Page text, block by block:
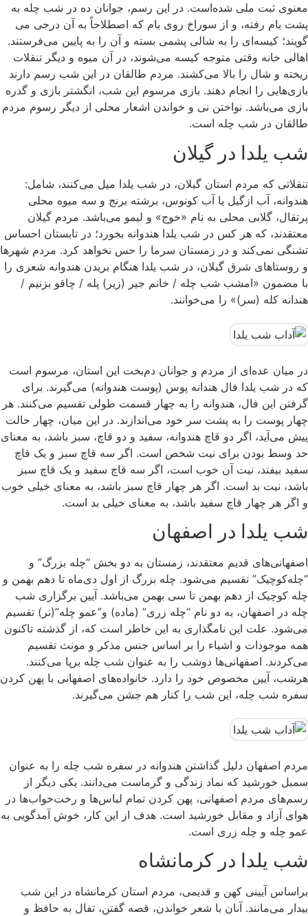
معنوی ثبت ملی شده‌است. در این رسم، جوانان ده در شب چله به
پشت بام رفته، و از سوراخ روی بام که اصطلاحاً به آن درجی می
گویند؛ کیسه‌ای را به شالی پشمی بسته و آن را به پایین می‌فرستند.
اهالی خانه وقتی متوجه کیسه می‌شوند، در آن میوه و دیگر تنقلات
ریخته و شال را بالا می‌کشند. مردم طالقان در این شب رسم دارند
بازی‌هایی را انجام دهند. بازی مرسوم این شب، انگشتر بازی و گدره
بازی می‌باشد. نواختن نی و خواندن اشعار محلی از دیگر رسوم مردم
طالقان در شب چله است.
شب یلدا در گیلان
تنقلاتی که مردم استان گیلان، در شب یلدا میل می‌کنند، شامل:
هندوانه، آب ازگیل یا آب کونوس، برشته برنج و سه میوه محلی
پرتقال، گلابی محلی به نام «خوج» و لیمو می‌باشد. مردم گیلان
معتقدند، که هر کس در شب یلدا هندوانه بخورد؛ در تابستان احساس
تشنگی نمی‌کند و در زمستان سرما را حس نخواهد کرد. مردم شهرها
و روستاهای شرق گیلان، در شب یلدا هنگام بریدن هندوانه شعری را
با مضمون «امشب شب چله / خانم جیر (زیر) پله / چاقو بزنیم /
هندانه کله (سر)» را می‌خوانند.
در میان عده‌ای از مردم و جوانان دم‌بخت این استان، مرسوم است
که در شب یلدا فال هندانه پوس (پوست هندوانه) می‌گیرند. برای
گرفتن این فال، هندوانه را به چهار قسمت طولی تقسیم می‌کنند. هر
چهار پوست را به پشت سر خود می‌اندازند. در این میان، چهار حالت
پیش می‌آید، اگر دو قاچ هندوانه، سفید و دو قاچ، سبز باشد، به معنای
حد وسط بودن برای نیت شخص است. اگر سه قاچ سبز و یک قاچ
سفید بیفتد، نیت آن خوب است، اگر سه قاچ سفید و یک قاچ سبز
باشد، نیت بد است. اگر هر چهار قاچ سبز باشد، به معنای خیلی خوب
و اگر هر چهار قاچ سفید باشد، به معنای خیلی بد است.
شب یلدا در اصفهان
اصفهانی‌های قدیم معتقدند، زمستان به دو بخش “چله بزرگ” و
“چله‌کوچیک” تقسیم می‌شود. چله بزرگ از اول دی‌ماه تا دهم بهمن و
چله کوچیک از دهم بهمن تا سی بهمن می‌باشد. آیین برگزاری شب
چله در اصفهان، به دو نام “چله زری” (ماده) و”عمو چله”(نر) تقسیم
می‌شود. علت این نامگذاری به این خاطر است که، از گذشته تاکنون
همه موجودات و اشیاء را بر اساس جنس مذکر و مونث تقسیم
می‌کردند. اصفهانی‌ها دوشب را به عنوان شب چله برپا می‌کنند.
هرشب، آیین‌ مخصوص خود را دارد. خانواده‌های اصفهانی با پهن کردن
سفره شب چله، این شب را کنار هم جشن می‌گیرند.
مردم اصفهان دلیل گذاشتن هندوانه در سفره شب چله را به ‌عنوان
سمبل خورشید که نماد زندگی و گرماست می‌دانند. یکی دیگر از
رسم‌های مردم اصفهانی‌، پهن کردن تمام لباس‌ها و رخت‌خواب‌ها در
هوای آزاد و مقابل خورشید است. هدف از این کار، خوش آمدگویی به
عمو چله و چله زری است.
شب یلدا در کرمانشاه
براساس آیینی کهن و قدیمی، مردم استان کرمانشاه در این شب
بیدار می‌مانند. آنان با شعر خواندن، قصه گفتن، تفال به حافظ و